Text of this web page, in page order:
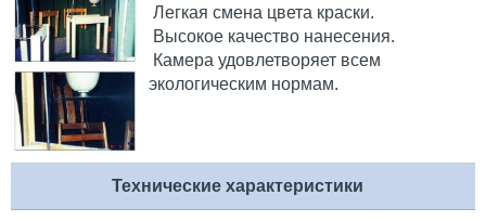
Легкая смена цвета краски.
Высокое качество нанесения.
Камера удовлетворяет всем
экологическим нормам.
Технические характеристики